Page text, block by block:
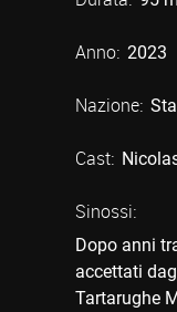
Anno: 2023
Nazione:
Cast:
Sinossi:
Dopo anni
accettati
Tartarughe